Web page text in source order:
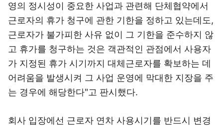
영의 정시성이 중요한 사업과 관련해 단체협약에서
근로자의 휴가 청구에 관한 기한을 정하고 있는데도,
근로자가 불가피한 사유 없이 그 기한을 준수하지 않
고 휴가를 청구하는 것은 객관적인 관점에서 사용자
가 지정된 휴가 시기까지 대체근로자를 확보하는 데
어려움을 발생시켜 그 사업 운영에 막대한 지장을 주
는 경우에 해당한다"고 판시했다.
회사 입장에선 근로자 연차 사용시기를 반드시 변경